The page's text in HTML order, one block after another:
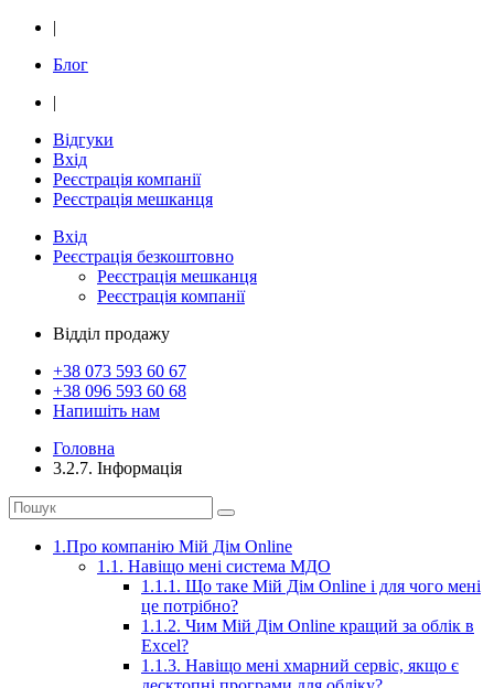
|
Блог
|
Відгуки
Вхід
Реєстрація компанії
Реєстрація мешканця
Вхід
Реєстрація безкоштовно
Реєстрація мешканця
Реєстрація компанії
Відділ продажу
+38 073 593 60 67
+38 096 593 60 68
Напишіть нам
Головна
3.2.7. Інформація
1.Про компанію Мій Дім Online
1.1. Навіщо мені система МДО
1.1.1. Що таке Мій Дім Online і для чого мені
це потрібно?
1.1.2. Чим Мій Дім Online кращий за облік в
Excel?
1.1.3. Навіщо мені хмарний сервіс, якщо є